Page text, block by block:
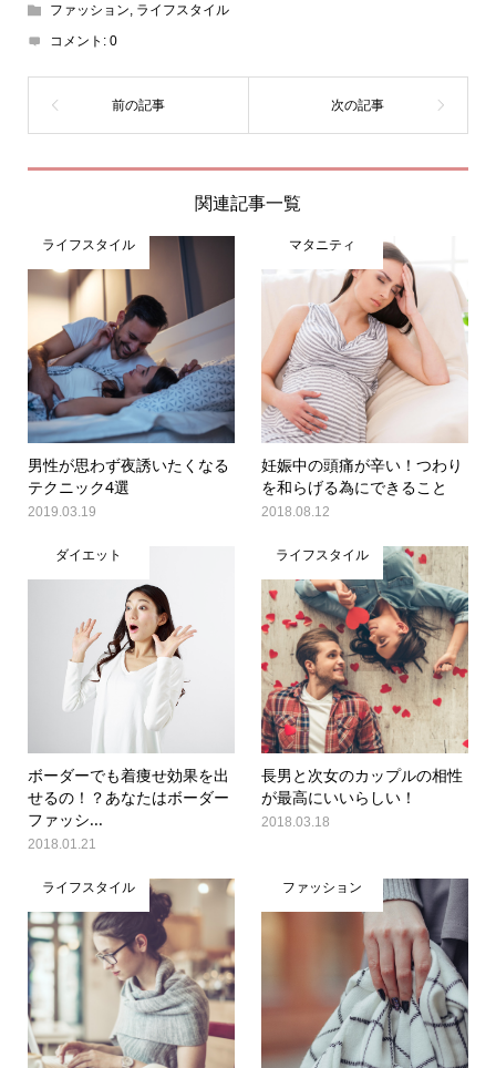
ファッション, ライフスタイル
コメント: 0
関連記事一覧
ライフスタイル
男性が思わず夜誘いたくなる
テクニック4選
2019.03.19
マタニティ
妊娠中の頭痛が辛い！つわり
を和らげる為にできること
2018.08.12
ダイエット
ボーダーでも着痩せ効果を出
せるの！？あなたはボーダー
ファッシ...
2018.01.21
ライフスタイル
長男と次女のカップルの相性
が最高にいいらしい！
2018.03.18
ライフスタイル ファッション